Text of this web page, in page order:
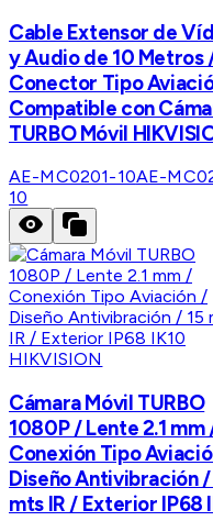
Cable Extensor de
y Audio de 10 Metros
Conector Tipo
Compatible con
TURBO Móvil
AE-MC0201-10AE-
10
HIKVISION
Cámara Móvil TURBO
1080P / Lente 2.1 mm
Conexión Tipo
Diseño Antivibración /
mts IR / Exterior IP68